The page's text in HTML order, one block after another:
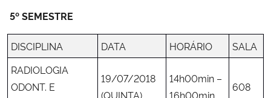
5º SEMESTRE
DISCIPLINA DATA HORÁRIO
SALA
RADIOLOGIA
ODONT. E
19/07/2018
(QUINTA)
14h00min –
16h00min
608